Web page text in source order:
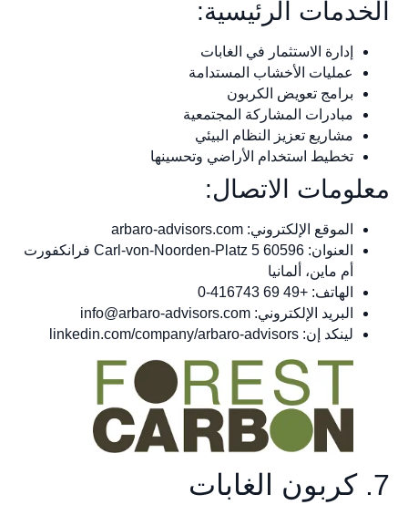
الخدمات الرئيسية:
إدارة الاستثمار في الغابات
عمليات الأخشاب المستدامة
برامج تعويض الكربون
مبادرات المشاركة المجتمعية
مشاريع تعزيز النظام البيئي
تخطيط استخدام الأراضي وتحسينها
معلومات الاتصال:
الموقع الإلكتروني: arbaro-advisors.com
العنوان: Carl-von-Noorden-Platz 5 60596 فرانكفورت
أم ماين، ألمانيا
الهاتف: +49 69 416743-0
البريد الإلكتروني: info@arbaro-advisors.com
لينكد إن: linkedin.com/company/arbaro-advisors
7. كربون الغابات